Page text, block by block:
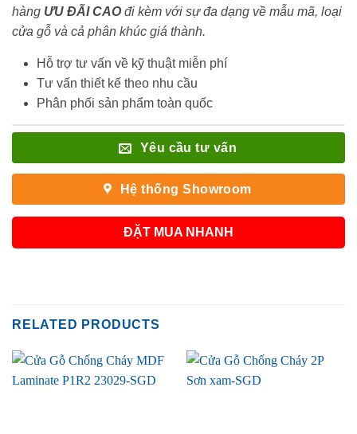
hàng ƯU ĐÃI CAOđi kèm với sự đa dạng về mẫu mã, loại
cửa gỗ và cả phân khúc giá thành.
Hỗ trợ tư vấn về kỹ thuật miễn phí
Tư vấn thiết kế theo nhu cầu
Phân phối sản phẩm toàn quốc
Yêu cầu tư vấn
Hệ thống Showroom
ĐẶT MUA NHANH
RELATED PRODUCTS